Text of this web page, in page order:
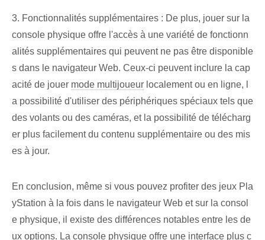
3. Fonctionnalités supplémentaires : De plus, jouer sur la
console physique offre l'accès à une variété de fonctionn
alités supplémentaires qui peuvent ne pas être disponible
s dans le navigateur Web. Ceux-ci peuvent inclure la cap
acité de jouer mode multijoueur localement ou en ligne, l
a possibilité d'utiliser des périphériques spéciaux tels que
des volants ou des caméras, et la possibilité de télécharg
er plus facilement du contenu supplémentaire ou des mis
es à jour.
En conclusion, même si vous pouvez profiter des jeux Pla
yStation à la fois dans le navigateur Web et sur la consol
e physique, il existe des différences notables entre les de
ux options. La console physique offre une interface plus c